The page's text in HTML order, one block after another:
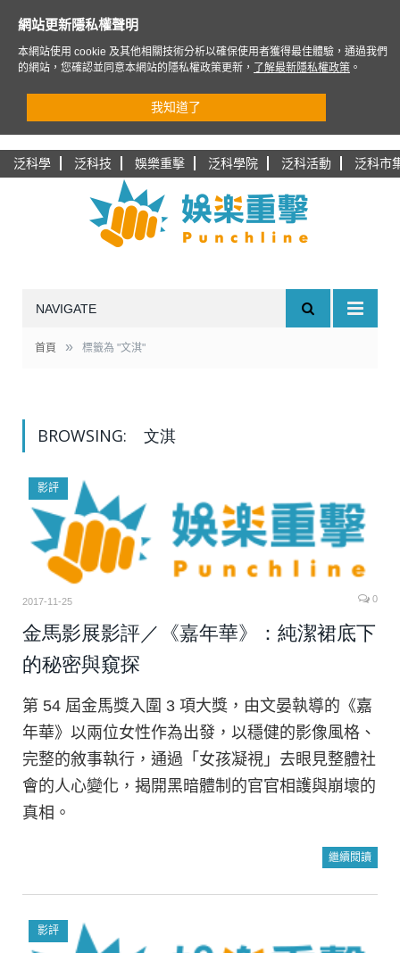
泛科學 泛科技 娛樂重擊 泛科學院 泛科活動 泛科市
NAVIGATE
首頁 » 標籤為 "文淇"
BROWSING: 文淇
影評
2017-11-25 0
金馬影展影評／《嘉年華》：純潔裙底下
的秘密與窺探
第 54 屆金馬獎入圍 3 項大獎，由文晏執導的《嘉
年華》以兩位女性作為出發，以穩健的影像風格、
完整的敘事執行，通過「女孩凝視」去眼見整體社
會的人心變化，揭開黑暗體制的官官相護與崩壞的
真相。
繼續閱讀
影評
網站更新隱私權聲明
本網站使用 cookie 及其他相關技術分析以確保使用者獲得最佳體驗，通過我們
的網站，您確認並同意本網站的隱私權政策更新，
了解最新隱私權政策 。
我知道了